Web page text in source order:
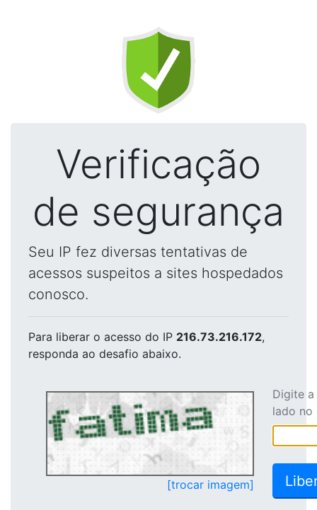
Verificação
de segurança
Seu IP fez diversas tentativas de
acessos suspeitos a sites hospedados
conosco.
Para liberar o acesso do IP 216.73.216.172,
responda ao desafio abaixo.
[trocar imagem]
Digite
lado no